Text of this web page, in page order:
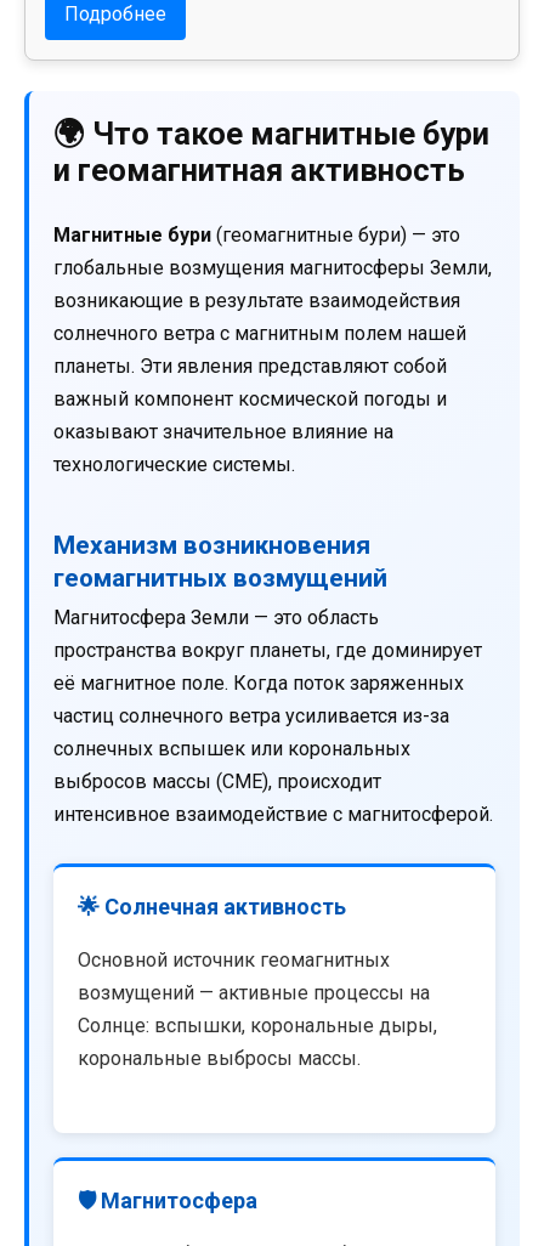
Подробнее
🌍 Что такое магнитные бури
и геомагнитная активность
Магнитные бури (геомагнитные бури) — это
глобальные возмущения магнитосферы Земли,
возникающие в результате взаимодействия
солнечного ветра с магнитным полем нашей
планеты. Эти явления представляют собой
важный компонент космической погоды и
оказывают значительное влияние на
технологические системы.
Механизм возникновения
геомагнитных возмущений
Магнитосфера Земли — это область
пространства вокруг планеты, где доминирует
её магнитное поле. Когда поток заряженных
частиц солнечного ветра усиливается из-за
солнечных вспышек или корональных
выбросов массы (CME), происходит
интенсивное взаимодействие с магнитосферой.
🌟 Солнечная активность
Основной источник геомагнитных
возмущений — активные процессы на
Солнце: вспышки, корональные дыры,
корональные выбросы массы.
🛡️ Магнитосфера